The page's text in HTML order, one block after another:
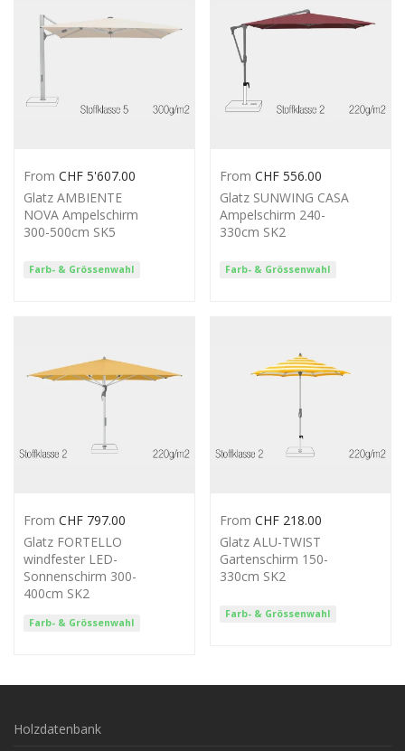
Farb- & Grössenwahl
Glatz AMBIENTE
NOVA Ampelschirm
300-500cm SK5
From CHF 5'607.00
Farb- & Grössenwahl
Glatz SUNWING CASA
Ampelschirm 240-
330cm SK2
From CHF 556.00
Farb- & Grössenwahl
Glatz FORTELLO
windfester LED-
Sonnenschirm 300-
400cm SK2
From CHF 797.00
Farb- & Grössenwahl
Glatz ALU-TWIST
Gartenschirm 150-
330cm SK2
From CHF 218.00
Holzdatenbank